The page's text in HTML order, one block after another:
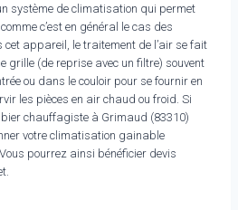
système de climatisation qui permet
c’est en général le cas des
appareil, le traitement de l’air se fait
grille (de reprise avec un filtre) souvent
ou dans le couloir pour se fournir en
les pièces en air chaud ou froid. Si
chauffagiste à Grimaud (83310)
votre climatisation gainable
pourrez ainsi bénéficier devis